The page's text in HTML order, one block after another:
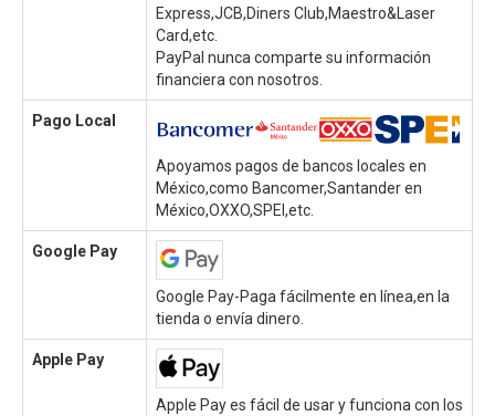
Express,JCB,Diners Club,Maestro&Laser
Card,etc.
PayPal nunca comparte su información
financiera con nosotros.
Pago Local
Apoyamos pagos de bancos locales en
México,como Bancomer,Santander en
México,OXXO,SPEI,etc.
Google Pay
Google Pay-Paga fácilmente en línea,en la
tienda o envía dinero.
Apple Pay
Apple Pay es fácil de usar y funciona con los